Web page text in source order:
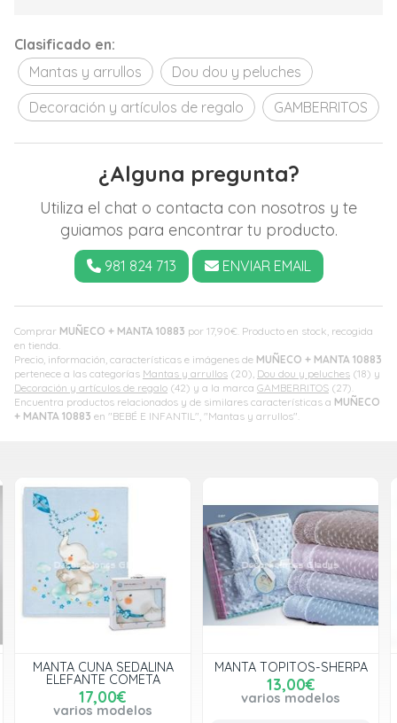
Comprar MUÑECO + MANTA 10883 por 17,90€ . Producto en stock, recogida
en tienda.
Precio, información, características e imágenes de MUÑECO + MANTA 10883
pertenece a las categorías Mantas y arrullos (20), Dou dou y peluches (18) y
Decoración y artículos de regalo (42) y a la marca GAMBERRITOS (27).
Encuentra productos relacionados y de similares características a MUÑECO
+ MANTA 10883 en "BEBÉ E INFANTIL", "Mantas y arrullos".
Clasificado en:
Mantas y arrullos
Dou dou y peluches
Decoración y artículos de regalo
GAMBERRITOS
¿Alguna pregunta?
Utiliza el chat o contacta con nosotros y te
guiamos para encontrar tu producto.
981 824 713 ENVIAR EMAIL
MANTA CUNA SEDALINA
ELEFANTE COMETA
17,00€
varios modelos
MANTA TOPITOS-SHERPA
13,00€
varios modelos